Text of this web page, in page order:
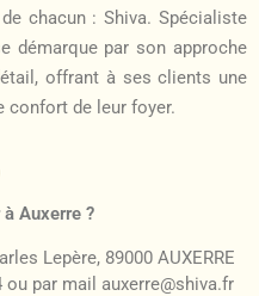
chacun : Shiva. Spécialiste
démarque par son approche
offrant à ses clients une
confort de leur foyer.
Auxerre ?
Lepère, 89000 AUXERRE
par mail auxerre@shiva.fr